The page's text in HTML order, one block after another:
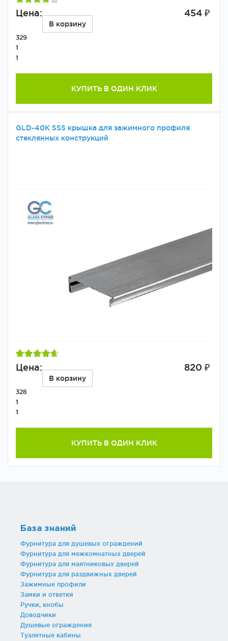
Цена: 454 ₽
В корзину
329
1
1
КУПИТЬ В ОДИН КЛИК
GLD-40К SSS крышка для зажимного профиля
стеклянных конструкций
Цена: 820 ₽
В корзину
328
1
1
КУПИТЬ В ОДИН КЛИК
База знаний
Фурнитура для душевых ограждений
Фурнитура для межкомнатных дверей
Фурнитура для маятниковых дверей
Фурнитура для раздвижных дверей
Зажимные профили
Замки и ответки
Ручки, кнобы
Доводчики
Душевые ограждения
Туалетные кабины